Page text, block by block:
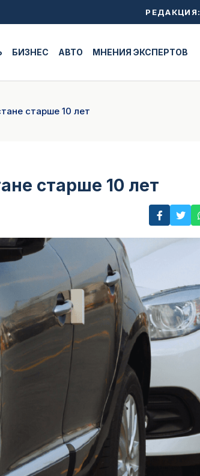
РЕДАКЦИЯ:
БИЗНЕС АВТО МНЕНИЯ ЭКСПЕРТОВ
старше 10 лет
старше 10 лет